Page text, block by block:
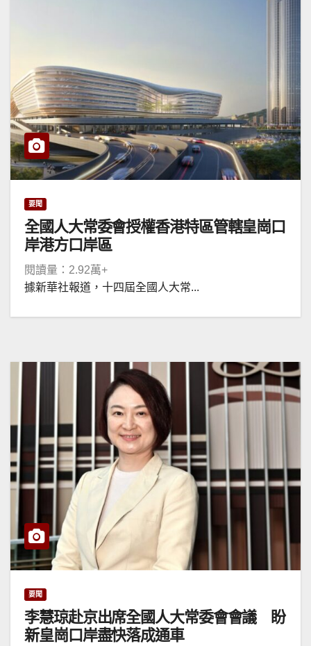
要聞
全國人大常委會授權香港特區管轄皇崗口
岸港方口岸區
閱讀量：2.92萬+
據新華社報道，十四屆全國人大常...
要聞
李慧琼赴京出席全國人大常委會會議 盼
新皇崗口岸盡快落成通車